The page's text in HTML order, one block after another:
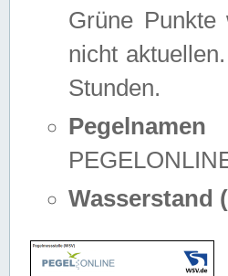
Grüne Punkte
nicht
Stunden.
Pegelnamen
Wasserstand